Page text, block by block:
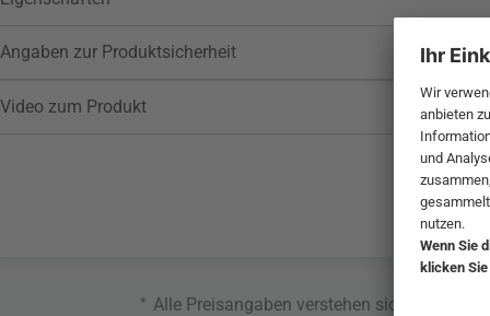
Angaben zur Produktsicherheit
Video zum Produkt
* Alle Preisangaben verstehen sich inklusive